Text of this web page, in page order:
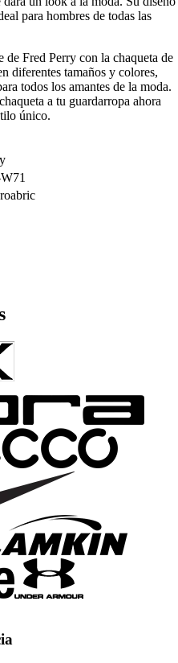
para hombres de todas las
Fred Perry con la chaqueta de
diferentes tamaños y colores,
todos los amantes de la moda.
a tu guardarropa ahora
único.